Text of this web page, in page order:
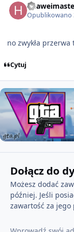
Opublikowano
no zwykła
Cytuj
Dołącz do
Możesz dodać
później. Jeśli
zawartość za jego